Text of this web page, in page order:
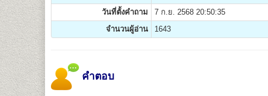
วันที่ตั้งคำถาม
7 ก.ย. 2568 20:50:35
จำนวนผู้อ่าน
1643
คำตอบ